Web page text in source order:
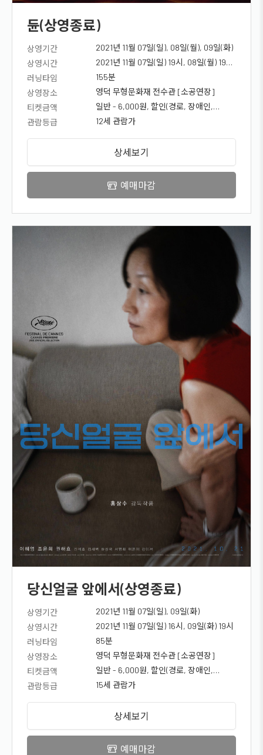
듄(상영종료)
상영기간
2021년 11월 07일(일), 08일(월), 09일(화)
상영시간
2021년 11월 07일(일) 19시, 08일(월) 19시,
09일(화) 10시30분
러닝타임
155분
상영장소
영덕 무형문화재 전수관 [소공연장]
티켓금액
일반 - 6,000원, 할인(경로, 장애인,
국가유공자, 청소년) - 5,000원
관람등급 12세 관람가
상세보기
예매마감
당신얼굴 앞에서(상영종료)
상영기간
2021년 11월 07일(일), 09일(화)
상영시간
2021년 11월 07일(일) 16시, 09일(화) 19시
러닝타임
85분
상영장소
영덕 무형문화재 전수관 [소공연장]
티켓금액
일반 - 6,000원, 할인(경로, 장애인,
국가유공자, 청소년) - 5,000원
관람등급 15세 관람가
상세보기
예매마감